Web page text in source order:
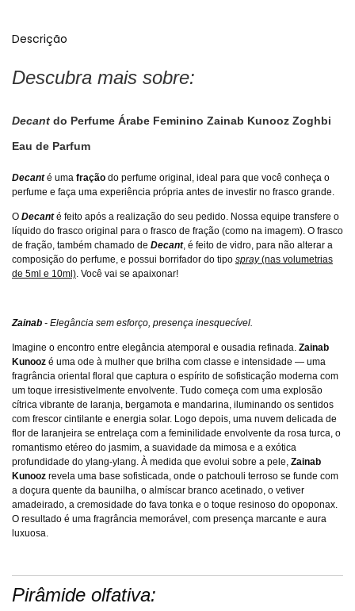
Descrição
Descubra mais sobre:
Decant do Perfume Árabe Feminino Zainab Kunooz Zoghbi
Eau de Parfum
Decanté uma fração do perfume original, ideal para que você conheça o
perfume e faça uma experiência própria antes de investir no frasco grande.
O Decanté feito após a realização do seu pedido. Nossa equipe transfere o
líquido do frasco original para o frasco de fração (como na imagem). O frasco
de fração, também chamado de Decant, é feito de vidro, para não alterar a
composição do perfume, e possui borrifador do tipo spray(nas volumetrias
de 5ml e 10ml). Você vai se apaixonar!
Zainab - Elegância sem esforço, presença inesquecível.
Imagine o encontro entre elegância atemporal e ousadia refinada. Zainab
Kunooz é uma ode à mulher que brilha com classe e intensidade — uma
fragrância oriental floral que captura o espírito de sofisticação moderna com
um toque irresistivelmente envolvente. Tudo começa com uma explosão
cítrica vibrante de laranja, bergamota e mandarina, iluminando os sentidos
com frescor cintilante e energia solar. Logo depois, uma nuvem delicada de
flor de laranjeira se entrelaça com a feminilidade envolvente da rosa turca, o
romantismo etéreo do jasmim, a suavidade da mimosa e a exótica
profundidade do ylang-ylang. À medida que evolui sobre a pele, Zainab
Kunooz revela uma base sofisticada, onde o patchouli terroso se funde com
a doçura quente da baunilha, o almíscar branco acetinado, o vetiver
amadeirado, a cremosidade do fava tonka e o toque resinoso do opoponax.
O resultado é uma fragrância memorável, com presença marcante e aura
luxuosa.
Pirâmide olfativa: